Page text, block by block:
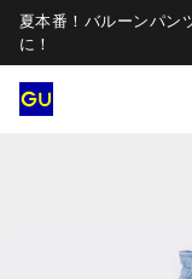
夏本番！バルーンパン
に！